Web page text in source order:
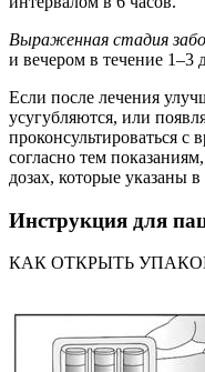
Выраженная стадия
и вечером в течение 1–3
Если после лечения
усугубляются, или
проконсультироваться с
согласно тем
дозах, которые указаны
Инструкция для
КАК ОТКРЫТЬ